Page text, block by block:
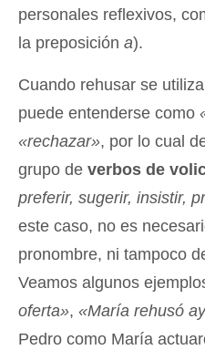
personales reflexivos,
la preposición a).
Cuando rehusar se
puede entenderse como
«rechazar», por lo cual
grupo de verbos de
preferir, sugerir, insistir,
este caso, no es
pronombre, ni tampoco
Veamos algunos
oferta», «María rehusó
Pedro como María